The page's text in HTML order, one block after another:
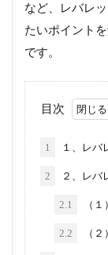
など、レバレ
たいポイント
です。
目次
1 １、レバ
2 ２、レバ
2.1 （
2.2 （